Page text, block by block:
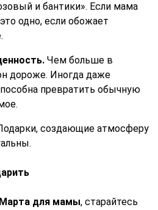
и бантики». Если мама
одно, если обожает
Чем больше в
дороже. Иногда даже
превратить обычную
создающие атмосферу
для мамы, старайтесь